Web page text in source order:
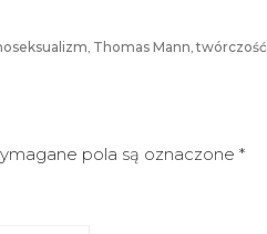
, Thomas Mann,twórczość
pola są oznaczone *